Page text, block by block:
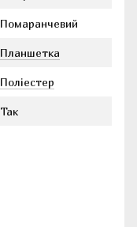
Помаранчевий
Планшетка
Поліестер
Так